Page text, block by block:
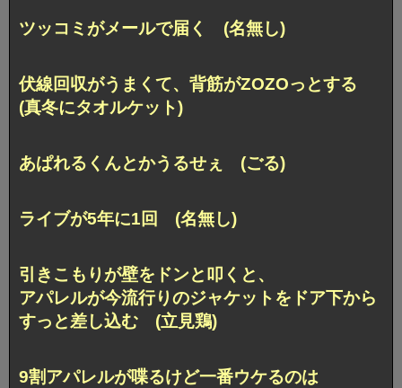
ツッコミがメールで届く (名無し)
伏線回収がうまくて、背筋がZOZOっとする
(真冬にタオルケット)
あぱれるくんとかうるせぇ (ごる)
ライブが5年に1回 (名無し)
引きこもりが壁をドンと叩くと、
アパレルが今流行りのジャケットをドア下から
すっと差し込む (立見鶏)
9割アパレルが喋るけど一番ウケるのは